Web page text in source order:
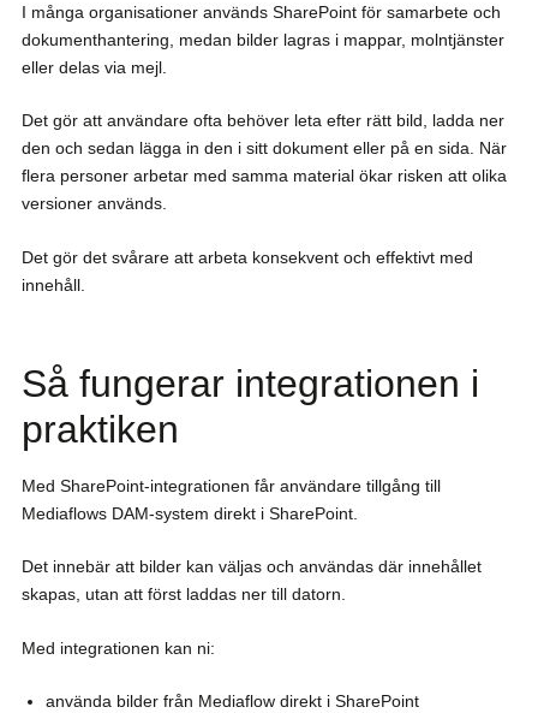
I många organisationer används SharePoint för samarbete och
dokumenthantering, medan bilder lagras i mappar, molntjänster
eller delas via mejl.
Det gör att användare ofta behöver leta efter rätt bild, ladda ner
den och sedan lägga in den i sitt dokument eller på en sida. När
flera personer arbetar med samma material ökar risken att olika
versioner används.
Det gör det svårare att arbeta konsekvent och effektivt med
innehåll.
Så fungerar integrationen i
praktiken
Med SharePoint-integrationen får användare tillgång till
Mediaflows DAM-system direkt i SharePoint.
Det innebär att bilder kan väljas och användas där innehållet
skapas, utan att först laddas ner till datorn.
Med integrationen kan ni:
använda bilder från Mediaflow direkt i SharePoint